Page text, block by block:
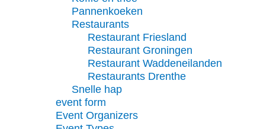
Pannenkoeken
Restaurants
Restaurant Friesland
Restaurant Groningen
Restaurant Waddeneilanden
Restaurants Drenthe
Snelle hap
event form
Event Organizers